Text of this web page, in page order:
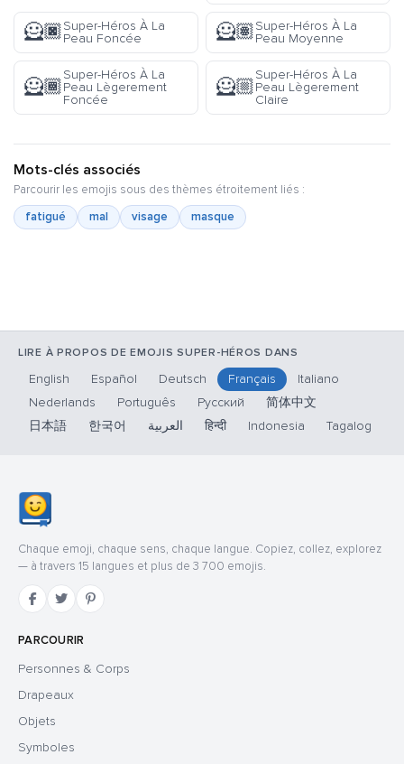
🦸🏿Super-Héros À La
Peau Foncée
🦸🏽Super-Héros À La
Peau Moyenne
🦸🏾
Super-Héros À La
Peau Lègerement
Foncée
🦸🏼
Super-Héros À La
Peau Lègerement
Claire
Mots-clés associés
Parcourir les emojis sous des thèmes étroitement liés :
fatigué
mal visage masque
LIRE À PROPOS DE EMOJIS SUPER-HÉROS DANS
English Español Deutsch Français
Italiano
Nederlands
Português Русский
简体中文
日本語
한국어 العربية हिन्दी Indonesia Tagalog
Chaque emoji, chaque sens, chaque langue. Copiez, collez, explorez
— à travers 15 langues et plus de 3 700 emojis.
PARCOURIR
Personnes & Corps
Drapeaux
Objets
Symboles